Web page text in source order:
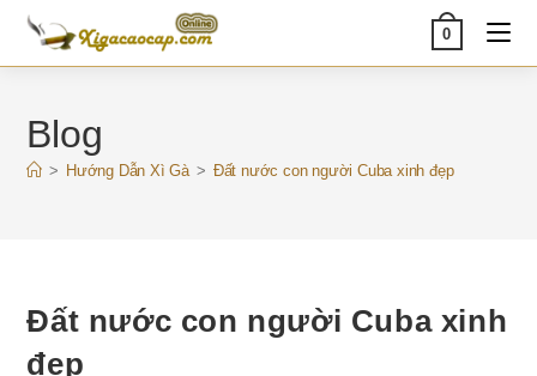
Skip
content
0
Blog
> Hướng Dẫn Xì Gà > Đất nước con người Cuba xinh đẹp
Đất nước con người Cuba xinh
đẹp